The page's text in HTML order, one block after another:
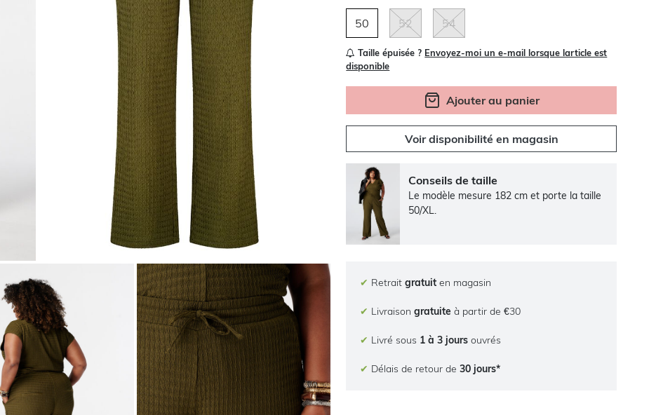
50 52 54
Taille épuisée ? Envoyez-moi un e-mail lorsque larticle est
disponible
Ajouter au panier
Voir disponibilité en magasin
Conseils de taille
Le modèle mesure 182 cm et porte la taille
50/XL.
✔ Retraitgratuit en magasin
✔ Livraisongratuite à partir de €30
✔ Livré sous 1 à 3 jours ouvrés
✔ Délais de retour de30 jours*